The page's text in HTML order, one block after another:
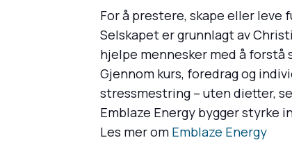
For å prestere, skape eller
Selskapet er grunnlagt av
hjelpe mennesker med å forstå
Gjennom kurs, foredrag og
stressmestring – uten dietter,
Emblaze Energy bygger styrke
Les mer om Emblaze Energy